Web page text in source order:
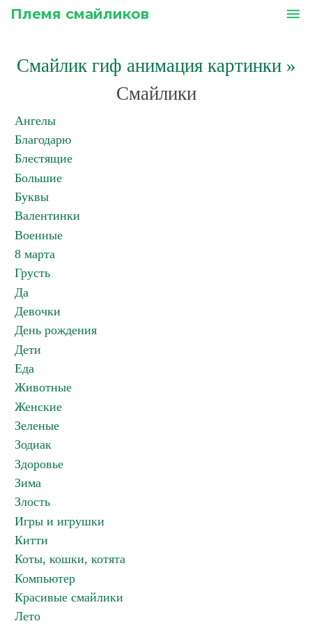
Племя смайликов menu
Смайлик гиф анимация картинки»
Смайлики
Ангелы
Благодарю
Блестящие
Большие
Буквы
Валентинки
Военные
8 марта
Грусть
Да
Девочки
День рождения
Дети
Еда
Животные
Женские
Зеленые
Зодиак
Здоровье
Зима
Злость
Игры и игрушки
Китти
Коты, кошки, котята
Компьютер
Красивые смайлики
Лето